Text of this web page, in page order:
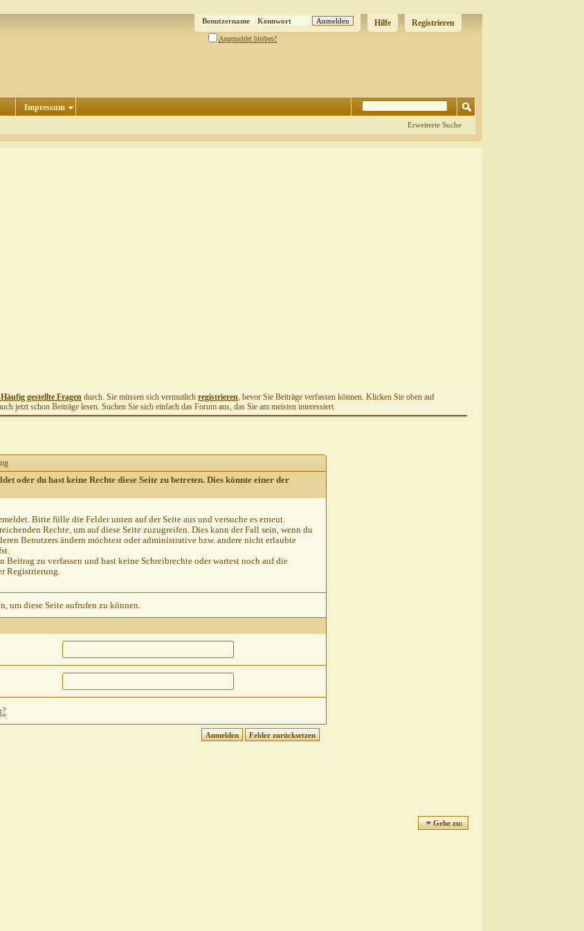
Registrieren
Hilfe
Angemeldet bleiben?
Impressum
Erweiterte Suche
gestellte Fragen durch. Sie müssen sich vermutlich registrieren, bevor Sie Beiträge verfassen können. Klicken Sie oben auf
jetzt schon Beiträge lesen. Suchen Sie sich einfach das Forum aus, das Sie am meisten interessiert.
oder du hast keine Rechte diese Seite zu betreten. Dies könnte einer der
Bitte fülle die Felder unten auf der Seite aus und versuche es erneut.
Rechte, um auf diese Seite zuzugreifen. Dies kann der Fall sein, wenn du
Benutzers ändern möchtest oder administrative bzw. andere nicht erlaubte
Beitrag zu verfassen und hast keine Schreibrechte oder wartest noch auf die
Registrierung.
um diese Seite aufrufen zu können.
Gehe zu: